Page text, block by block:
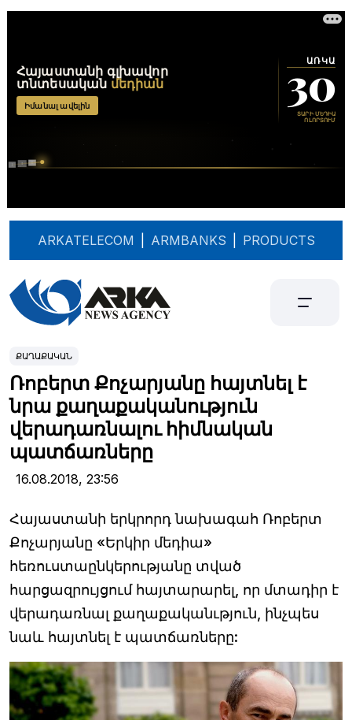
ARKATELECOM ARMBANKS PRODUCTS
ՔԱՂԱՔԱԿԱՆ
Ռոբերտ Քոչարյանը հայտնել է
նրա քաղաքականություն
վերադառնալու հիմնական
պատճառները
16.08.2018, 23:56
Հայաստանի երկրորդ նախագահ Ռոբերտ
Քոչարյանը «Երկիր մեդիա»
հեռուստաընկերությանը տված
հարցազրույցում հայտարարել, որ մտադիր է
վերադառնալ քաղաքականւթյուն, ինչպես
նաև հայտնել է պատճառները: